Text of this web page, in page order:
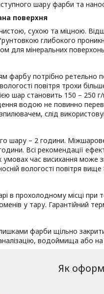
шару фарби та
поверхня
сухою та міцною.
глибокого
для мінеральних поверхонь
фарбу потрібно ретельно
повітря трохи
шар становить 150 – 250
водою не повинно
слід
шару – 2 години.
Всі рекомендації
умовах час висихання може
вологості повітря вище
в прохолодному місці
у тару. Гарантійний
фарби щільно
водоймища або
Як